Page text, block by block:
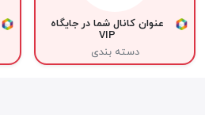
عنوان کانال شما در جایگاه
VIP
دسته بندی